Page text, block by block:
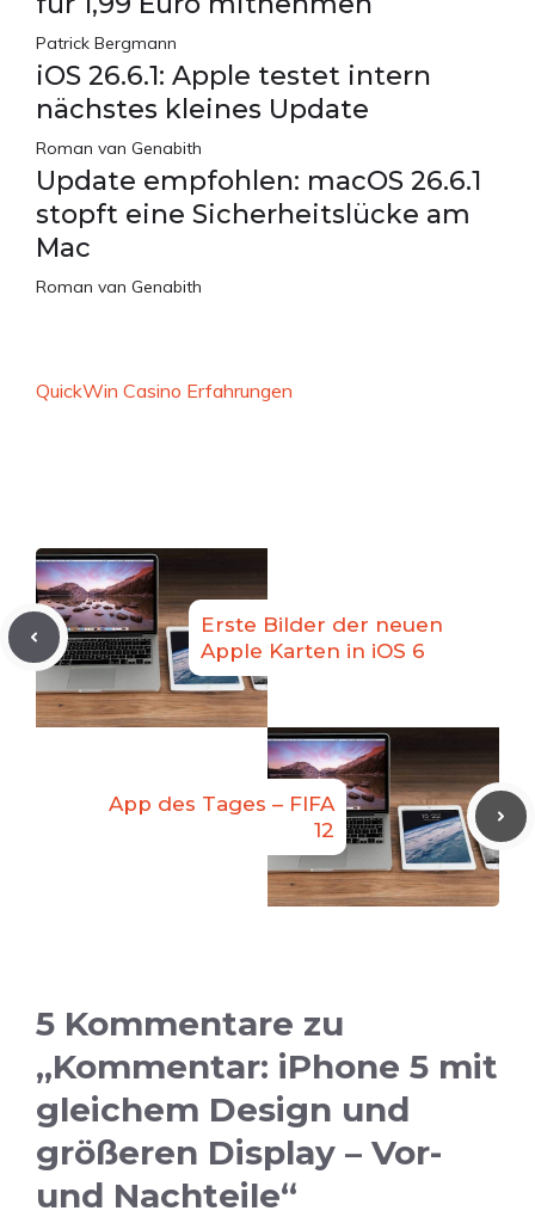
Patrick Bergmann
iOS 26.6.1: Apple testet intern
nächstes kleines Update
Roman van Genabith
Update empfohlen: macOS 26.6.1
stopft eine Sicherheitslücke am
Mac
Roman van Genabith
QuickWin Casino Erfahrungen
Erste Bilder der neuen
Apple Karten in iOS 6
App des Tages – FIFA
12
5 Kommentare zu
„Kommentar: iPhone 5 mit
gleichem Design und
größeren Display – Vor-
und Nachteile“